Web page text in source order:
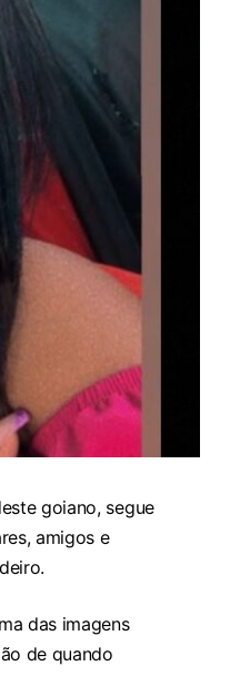
goiano, segue
amigos e
das imagens
de quando